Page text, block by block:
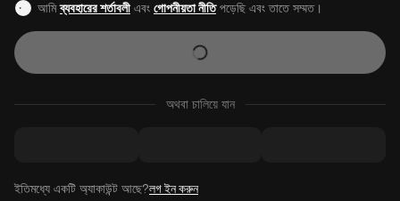
আমিব্যবহারের শর্তাবলীএবং গোপনীয়তা নীতিপড়েছি এবং তাতে সম্মত।
অথবা চালিয়ে যান
ইতিমধ্যে একটি অ্যাকাউন্ট আছে?লগ ইন করুন